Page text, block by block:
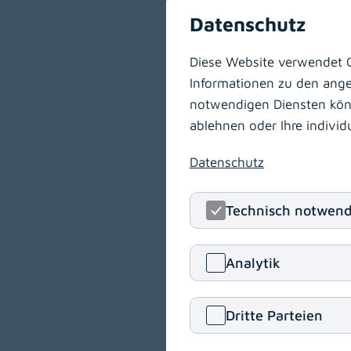
Datenschutz
Diese Website verwendet
Informationen zu den
notwendigen Diensten
ablehnen oder Ihre
Datenschutz
Technisch
Analytik
Dritte Parteien